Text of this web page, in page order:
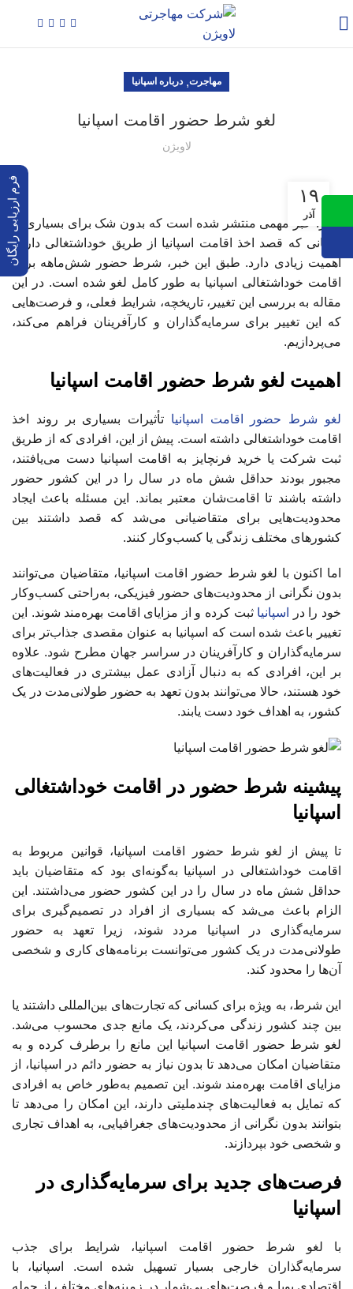
مهاجرت,درباره اسپانیا
لغو شرط حضور اقامت اسپانیا
لاویژن
۱۹
آذر
اخیراً خبر مهمی منتشر شده است که بدون شک برای بسیاری از
کسانی که قصد اخذ اقامت اسپانیا از طریق خوداشتغالی دارند،
اهمیت زیادی دارد. طبق این خبر، شرط حضور شش‌ماهه برای
اقامت خوداشتغالی اسپانیا به طور کامل لغو شده است. در این
مقاله به بررسی این تغییر، تاریخچه، شرایط فعلی، و فرصت‌هایی
که این تغییر برای سرمایه‌گذاران و کارآفرینان فراهم می‌کند،
می‌پردازیم.
اهمیت لغو شرط حضور اقامت اسپانیا
لغو شرط حضور اقامت اسپانیا تأثیرات بسیاری بر روند اخذ
اقامت خوداشتغالی داشته است. پیش از این، افرادی که از طریق
ثبت شرکت یا خرید فرنچایز به اقامت اسپانیا دست می‌یافتند،
مجبور بودند حداقل شش ماه در سال را در این کشور حضور
داشته باشند تا اقامت‌شان معتبر بماند. این مسئله باعث ایجاد
محدودیت‌هایی برای متقاضیانی می‌شد که قصد داشتند بین
کشورهای مختلف زندگی یا کسب‌وکار کنند.
اما اکنون با لغو شرط حضور اقامت اسپانیا، متقاضیان می‌توانند
بدون نگرانی از محدودیت‌های حضور فیزیکی، به‌راحتی کسب‌وکار
خود را در
اسپانیا ثبت کرده و از مزایای اقامت بهره‌مند شوند. این
تغییر باعث شده است که اسپانیا به عنوان مقصدی جذاب‌تر برای
سرمایه‌گذاران و کارآفرینان در سراسر جهان مطرح شود. علاوه
بر این، افرادی که به دنبال آزادی عمل بیشتری در فعالیت‌های
خود هستند، حالا می‌توانند بدون تعهد به حضور طولانی‌مدت در یک
کشور، به اهداف خود دست یابند.
پیشینه شرط حضور در اقامت خوداشتغالی
اسپانیا
تا پیش از لغو شرط حضور اقامت اسپانیا، قوانین مربوط به
اقامت خوداشتغالی در اسپانیا به‌گونه‌ای بود که متقاضیان باید
حداقل شش ماه در سال را در این کشور حضور می‌داشتند. این
الزام باعث می‌شد که بسیاری از افراد در تصمیم‌گیری برای
سرمایه‌گذاری در اسپانیا مردد شوند، زیرا تعهد به حضور
طولانی‌مدت در یک کشور می‌توانست برنامه‌های کاری و شخصی
آن‌ها را محدود کند.
این شرط، به ویژه برای کسانی که تجارت‌های بین‌المللی داشتند یا
بین چند کشور زندگی می‌کردند، یک مانع جدی محسوب می‌شد.
لغو شرط حضور اقامت اسپانیا این مانع را برطرف کرده و به
متقاضیان امکان می‌دهد تا بدون نیاز به حضور دائم در اسپانیا، از
مزایای اقامت بهره‌مند شوند. این تصمیم به‌طور خاص به افرادی
که تمایل به فعالیت‌های چندملیتی دارند، این امکان را می‌دهد تا
بتوانند بدون نگرانی از محدودیت‌های جغرافیایی، به اهداف تجاری
و شخصی خود بپردازند.
فرصت‌های جدید برای سرمایه‌گذاری در
اسپانیا
با لغو شرط حضور اقامت اسپانیا، شرایط برای جذب
سرمایه‌گذاران خارجی بسیار تسهیل شده است. اسپانیا، با
فرم ارزیابی رایگان